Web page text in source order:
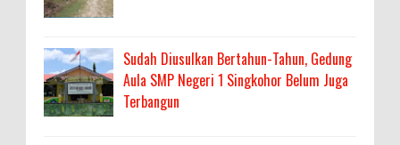
Sudah Diusulkan Bertahun-Tahun, Gedung
Aula SMP Negeri 1 Singkohor Belum Juga
Terbangun